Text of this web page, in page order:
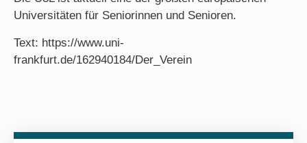
Universitäten für Seniorinnen und Senioren.
Text: https://www.uni-
frankfurt.de/162940184/Der_Verein